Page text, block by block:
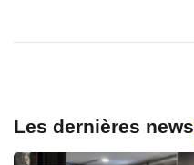
Les dernières news